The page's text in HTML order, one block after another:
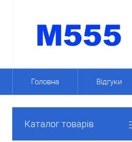
Головна Відгуки
Каталог товарів